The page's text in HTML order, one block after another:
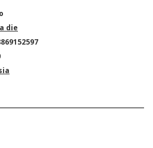
die